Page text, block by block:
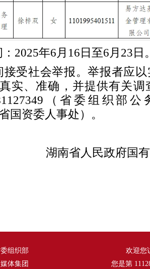
2025年6月16日至6月23日
接受社会举报。举报者应
实、准确，并提供有关调
（省委组织部公
国资委人事处）。
湖南省人民政府国
组织部
体集团
欢迎您
您是第